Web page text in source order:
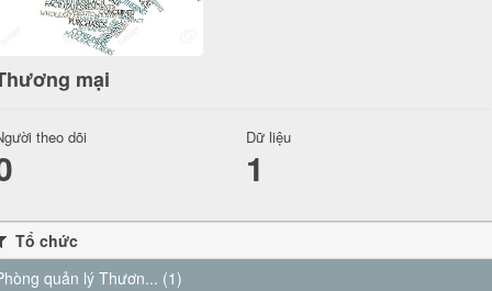
mại
theo dõi Dữ liệu
1
Tổ chức
quản lý Thươn... (1)